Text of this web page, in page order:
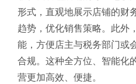
形式，直观地展示店铺的财
趋势，优化销售策略。此外
能，方便店主与税务部门或
合规。这种全方位、智能化
营更加高效、便捷。